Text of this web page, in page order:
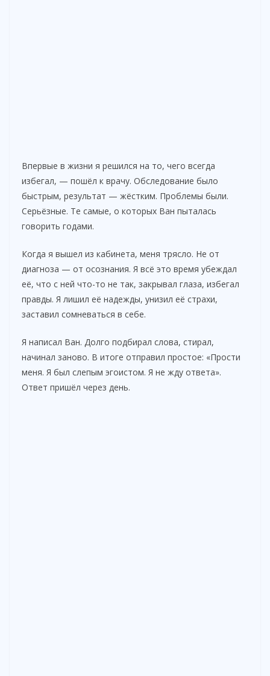
Впервые в жизни я решился на то, чего всегда
избегал, — пошёл к врачу. Обследование было
быстрым, результат — жёстким. Проблемы были.
Серьёзные. Те самые, о которых Ван пыталась
говорить годами.
Когда я вышел из кабинета, меня трясло. Не от
диагноза — от осознания. Я всё это время убеждал
её, что с ней что-то не так, закрывал глаза, избегал
правды. Я лишил её надежды, унизил её страхи,
заставил сомневаться в себе.
Я написал Ван. Долго подбирал слова, стирал,
начинал заново. В итоге отправил простое: «Прости
меня. Я был слепым эгоистом. Я не жду ответа».
Ответ пришёл через день.